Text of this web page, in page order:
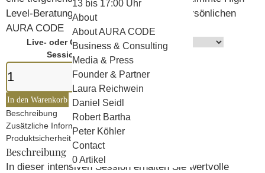
13 bis 17:00 Uhr
About
About AURA CODE
Business & Consulting
Media & Press
Founder & Partner
Laura Reichwein
Daniel Seidl
Robert Bartha
Peter Köhler
Contact
0 Artikel
Level-Beratung — basierend auf Ihrem persönlichen
AURA CODE
Live- oder Online-
Session
Zurücksetzen
1:1
BOOKING
LAURA
Menge
In den Warenkorb
Beschreibung
Zusätzliche Informationen
Produktsicherheit
Beschreibung
In dieser intensiven Session erhalten Sie wertvolle